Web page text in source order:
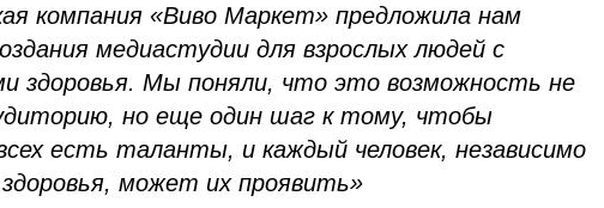
компания «Виво Маркет» предложила нам
медиастудии для взрослых людей с
здоровья. Мы поняли, что это возможность не
но еще один шаг к тому, чтобы
есть таланты, и каждый человек, независимо
может их проявить»